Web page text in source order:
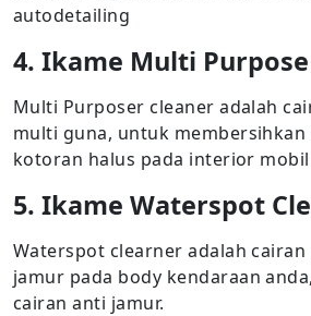
autodetailing
4. Ikame Multi
Multi Purposer cleaner adalah
multi guna, untuk membersihkan
kotoran halus pada interior
5. Ikame Waterspot
Waterspot clearner adalah
jamur pada body kendaraan
cairan anti jamur.